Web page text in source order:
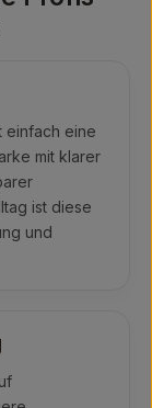
einfach eine
mit klarer
ist diese
und